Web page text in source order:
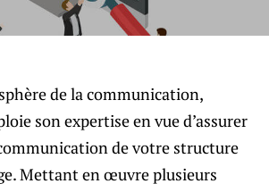
de la communication,
son expertise en vue d’assurer
de votre structure
Mettant en œuvre plusieurs